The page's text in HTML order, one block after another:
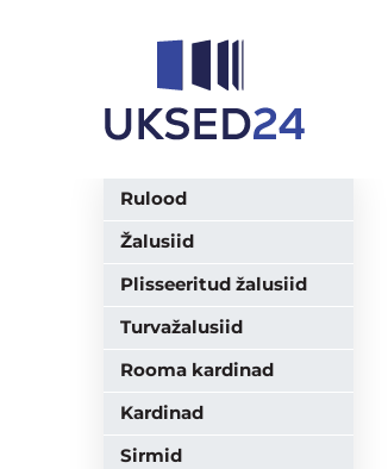
Rulood
Žalusiid
Plisseeritud žalusiid
Turvažalusiid
Rooma kardinad
Kardinad
Sirmid